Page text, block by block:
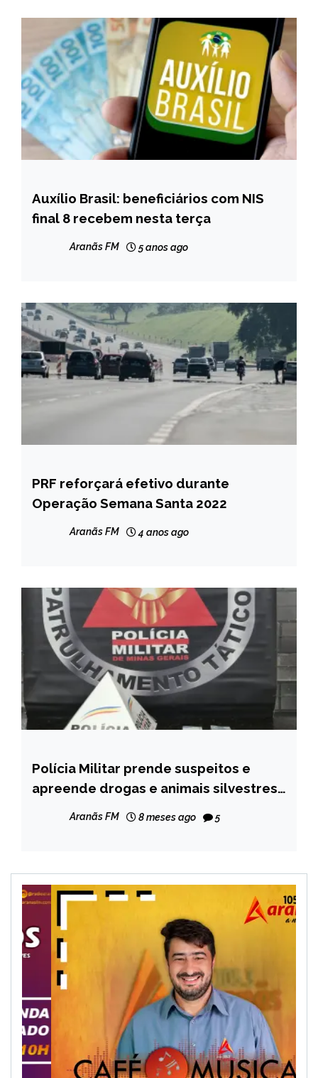
BRASIL
NOTÍCIAS
Auxílio Brasil: beneficiários com NIS
final 8 recebem nesta terça
Aranãs FM 5 anos ago
BRASIL
NOTÍCIAS
PRF reforçará efetivo durante
Operação Semana Santa 2022
Aranãs FM 4 anos ago
MINAS
GERAIS
NOTÍCIAS
Polícia Militar prende suspeitos e
apreende drogas e animais silvestres
Aranãs FM 8 meses ago 5